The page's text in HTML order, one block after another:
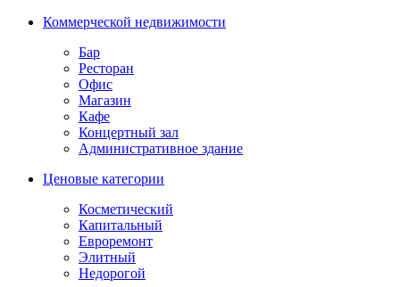
Коммерческой недвижимости
Бар
Ресторан
Офис
Магазин
Кафе
Концертный зал
Административное здание
Ценовые категории
Косметический
Капитальный
Евроремонт
Элитный
Недорогой